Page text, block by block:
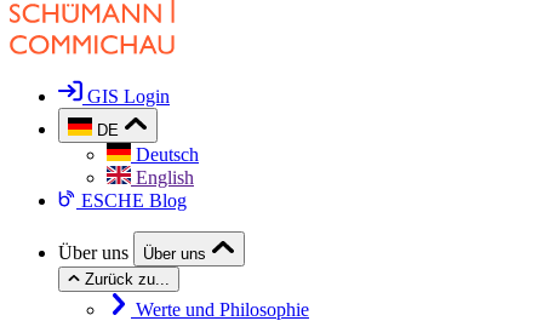
GIS Login
DE
Deutsch
English
ESCHE Blog
Über uns
Über uns
Zurück zu...
Werte und Philosophie